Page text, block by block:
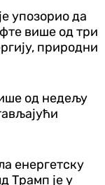
упозорио да
више од три
природни
од недељу
енергетску
Трамп је у